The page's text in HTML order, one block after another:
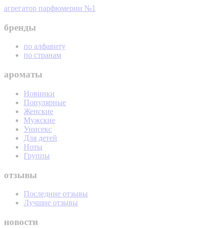
агрегатор парфюмерии №1
бренды
по алфавиту
по странам
ароматы
Новинки
Популярные
Женские
Мужские
Унисекс
Для детей
Ноты
Группы
отзывы
Последние отзывы
Лучшие отзывы
новости